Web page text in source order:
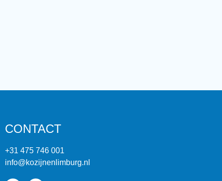
CONTACT
+31 475 746 001
info@kozijnenlimburg.nl